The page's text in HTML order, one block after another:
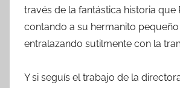
través de la fantástica historia que
contando a su hermanito
entralazando sutilmente con la
Y si seguís el trabajo de la